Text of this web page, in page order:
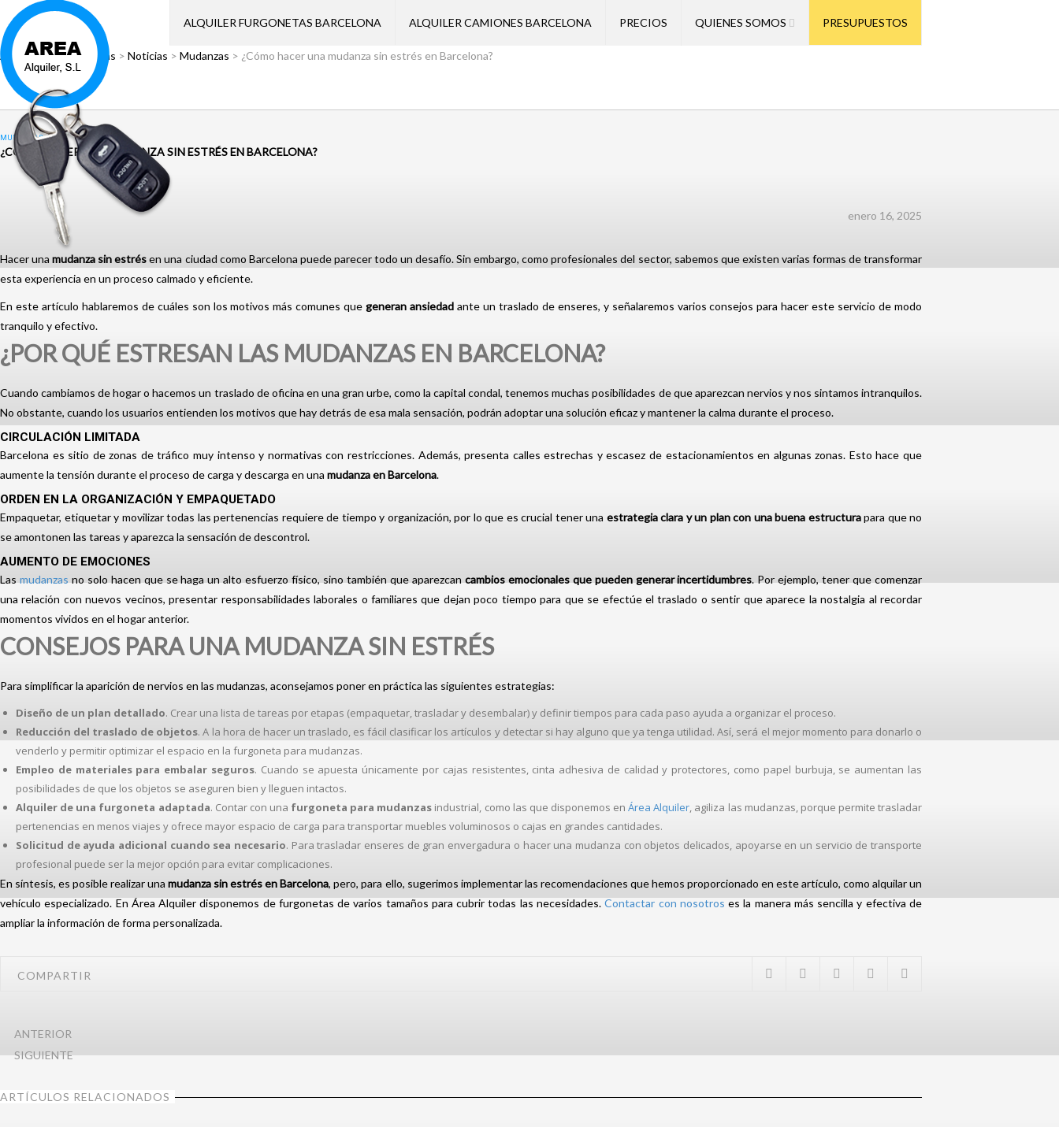
ALQUILER FURGONETAS BARCELONA ALQUILER CAMIONES BARCELONA PRECIOS QUIENES SOMOS PRESUPUESTOS
Área Alquiler>Noticias > Noticias > Mudanzas > ¿Cómo hacer una mudanza sin estrés en Barcelona?
MUDANZAS
¿CÓMO HACER UNA MUDANZA SIN ESTRÉS EN BARCELONA?
enero 16, 2025
Hacer unamudanza sin estrésen una ciudad como Barcelona puede parecer todo un desafío. Sin embargo, como profesionales del sector, sabemos que existen varias formas de transformar
esta experiencia en un proceso calmado y eficiente.
En este artículo hablaremos de cuáles son los motivos más comunes quegeneran ansiedadante un traslado de enseres, y señalaremos varios consejos para hacer este servicio de modo
tranquilo y efectivo.
¿POR QUÉ ESTRESAN LAS MUDANZAS EN BARCELONA?
Cuando cambiamos de hogar o hacemos un traslado de oficina en una gran urbe, como la capital condal, tenemos muchas posibilidades de que aparezcan nervios y nos sintamos intranquilos.
No obstante, cuando los usuarios entienden los motivos que hay detrás de esa mala sensación, podrán adoptar una solución eficaz y mantener la calma durante el proceso.
CIRCULACIÓN LIMITADA
Barcelona es sitio de zonas de tráfico muy intenso y normativas con restricciones. Además, presenta calles estrechas y escasez de estacionamientos en algunas zonas. Esto hace que
aumente la tensión durante el proceso de carga y descarga en una mudanza en Barcelona.
ORDEN EN LA ORGANIZACIÓN Y EMPAQUETADO
Empaquetar, etiquetar y movilizar todas las pertenencias requiere de tiempo y organización, por lo que es crucial tener una estrategia clara y un plan con una buena estructurapara que no
se amontonen las tareas y aparezca la sensación de descontrol.
AUMENTO DE EMOCIONES
Las mudanzas no solo hacen que se haga un alto esfuerzo físico, sino también que aparezcan cambios emocionales que pueden generar incertidumbres. Por ejemplo, tener que comenzar
una relación con nuevos vecinos, presentar responsabilidades laborales o familiares que dejan poco tiempo para que se efectúe el traslado o sentir que aparece la nostalgia al recordar
momentos vividos en el hogar anterior.
CONSEJOS PARA UNA MUDANZA SIN ESTRÉS
Para simplificar la aparición de nervios en las mudanzas, aconsejamos poner en práctica las siguientes estrategias:
Diseño de un plan detallado. Crear una lista de tareas por etapas (empaquetar, trasladar y desembalar) y definir tiempos para cada paso ayuda a organizar el proceso.
Reducción del traslado de objetos. A la hora de hacer un traslado, es fácil clasificar los artículos y detectar si hay alguno que ya tenga utilidad. Así, será el mejor momento para donarlo o
venderlo y permitir optimizar el espacio en la furgoneta para mudanzas.
Empleo de materiales para embalar seguros. Cuando se apuesta únicamente por cajas resistentes, cinta adhesiva de calidad y protectores, como papel burbuja, se aumentan las
posibilidades de que los objetos se aseguren bien y lleguen intactos.
Alquiler de una furgoneta adaptada. Contar con una furgoneta para mudanzas industrial, como las que disponemos en Área Alquiler, agiliza las mudanzas, porque permite trasladar
pertenencias en menos viajes y ofrece mayor espacio de carga para transportar muebles voluminosos o cajas en grandes cantidades.
Solicitud de ayuda adicional cuando sea necesario. Para trasladar enseres de gran envergadura o hacer una mudanza con objetos delicados, apoyarse en un servicio de transporte
profesional puede ser la mejor opción para evitar complicaciones.
En síntesis, es posible realizar unamudanza sin estrés en Barcelona, pero, para ello, sugerimos implementar las recomendaciones que hemos proporcionado en este artículo, como alquilar un
vehículo especializado. En Área Alquiler disponemos de furgonetas de varios tamaños para cubrir todas las necesidades.Contactar con nosotros es la manera más sencilla y efectiva de
ampliar la información de forma personalizada.
COMPARTIR
ANTERIOR
SIGUIENTE
ARTÍCULOS RELACIONADOS